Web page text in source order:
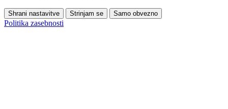
Shrani nastavitve Strinjam se Samo obvezno
Politika zasebnosti